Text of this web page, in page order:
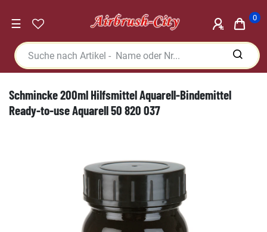
☰ 0
Schmincke 200ml Hilfsmittel Aquarell-Bindemittel
Ready-to-use Aquarell 50 820 037